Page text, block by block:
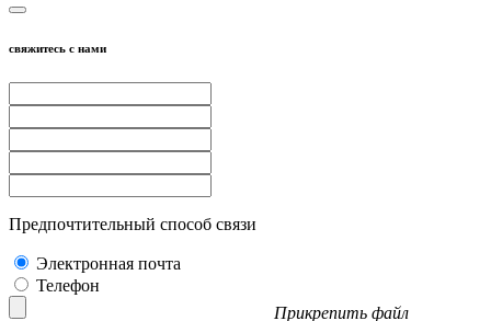
свяжитесь с нами
Предпочтительный способ связи
Электронная почта
Телефон
Прикрепить файл